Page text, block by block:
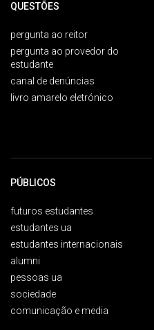
QUESTÕES
pergunta ao reitor
pergunta ao provedor do
estudante
canal de denúncias
livro amarelo eletrónico
PÚBLICOS
futuros estudantes
estudantes ua
estudantes internacionais
alumni
pessoas ua
sociedade
comunicação e media